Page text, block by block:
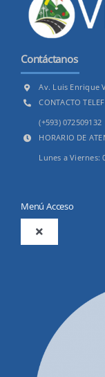
Contáctanos
Av. Luis Enrique
CONTACTO
(+593) 072509132
HORARIO DE
Lunes a Viernes:
Menú Acceso
Toggle
Productos y
Convocatorias